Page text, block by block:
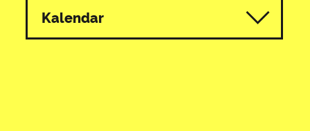
Kalendar